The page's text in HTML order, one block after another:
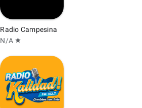
Radio Campesina
N/A star